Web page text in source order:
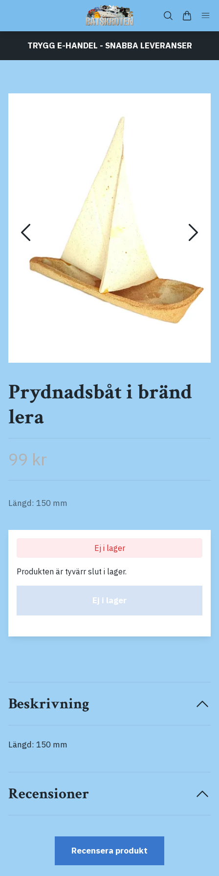
TRYGG E-HANDEL - SNABBA LEVERANSER
Prydnadsbåt i bränd
lera
99 kr
Längd: 150 mm
Ej i lager
Produkten är tyvärr slut i lager.
Ej i lager
Beskrivning
Längd: 150 mm
Recensioner
Recensera produkt